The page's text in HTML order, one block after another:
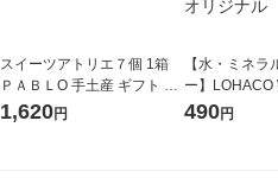
スイーツアトリエ７個 1箱
ＰＡＢＬO 手土産 ギフト 洋
菓子 お菓子
1,620円
【水・ミネラ
ー】LOHACO
コウォーター
490円